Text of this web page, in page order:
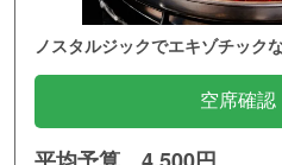
ノスタルジックでエキゾチック
空席確認